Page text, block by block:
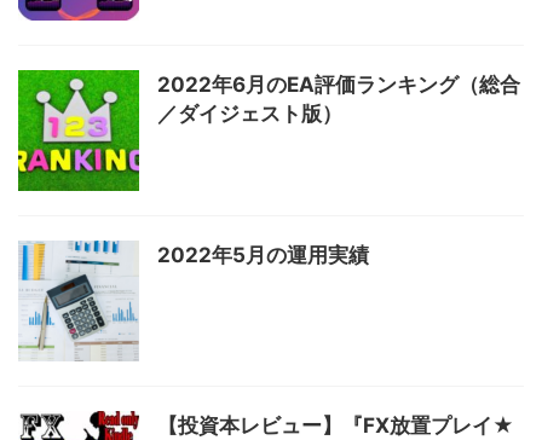
2022年6月のEA評価ランキング（総合
／ダイジェスト版）
2022年5月の運用実績
【投資本レビュー】『FX放置プレイ★